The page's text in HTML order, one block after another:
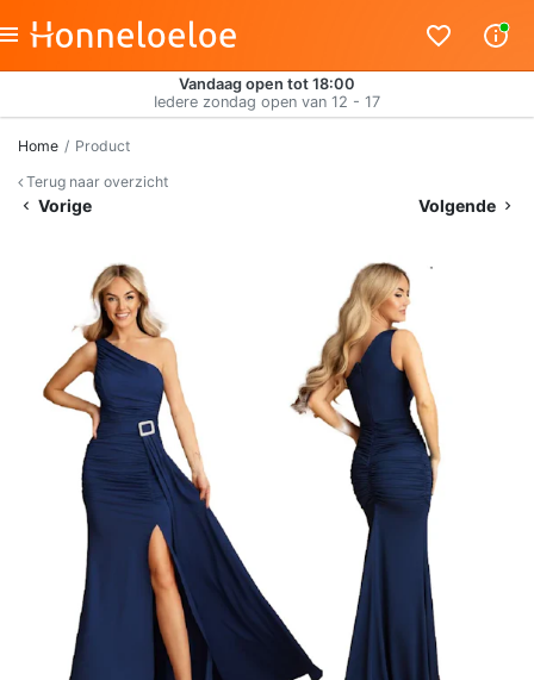
Vandaag open tot 18:00
Iedere zondag open van 12 - 17
Home
Product
Terug naar overzicht
Vorige Volgende